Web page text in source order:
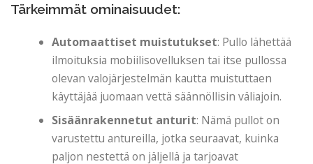
Tärkeimmät ominaisuudet:
Automaattiset muistutukset: Pullo lähettää
ilmoituksia mobiilisovelluksen tai itse pullossa
olevan valojärjestelmän kautta muistuttaen
käyttäjää juomaan vettä säännöllisin väliajoin.
Sisäänrakennetut anturit: Nämä pullot on
varustettu antureilla, jotka seuraavat, kuinka
paljon nestettä on jäljellä ja tarjoavat